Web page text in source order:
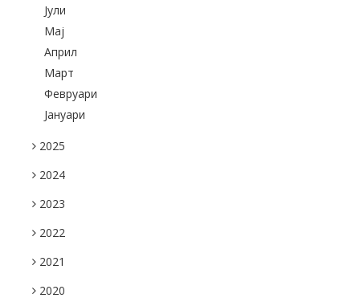
Јули
Maj
Април
Март
Февруари
Јануари
2025
2024
2023
2022
2021
2020